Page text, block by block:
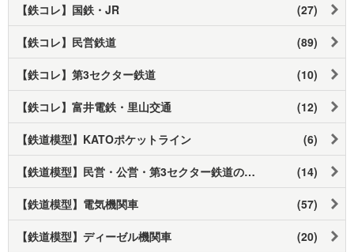
【鉄コレ】国鉄・JR (27)
【鉄コレ】民営鉄道 (89)
【鉄コレ】第3セクター鉄道 (10)
【鉄コレ】富井電鉄・里山交通 (12)
【鉄道模型】KATOポケットライン (6)
【鉄道模型】民営・公営・第3セクター鉄道の車両 (14)
【鉄道模型】電気機関車 (57)
【鉄道模型】ディーゼル機関車 (20)